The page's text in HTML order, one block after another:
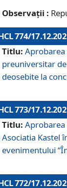
Observații :
774/
Titlu:
preuniversitar
deosebite la
773/
Titlu:
Asociatia Kastel
evenimentului
772/